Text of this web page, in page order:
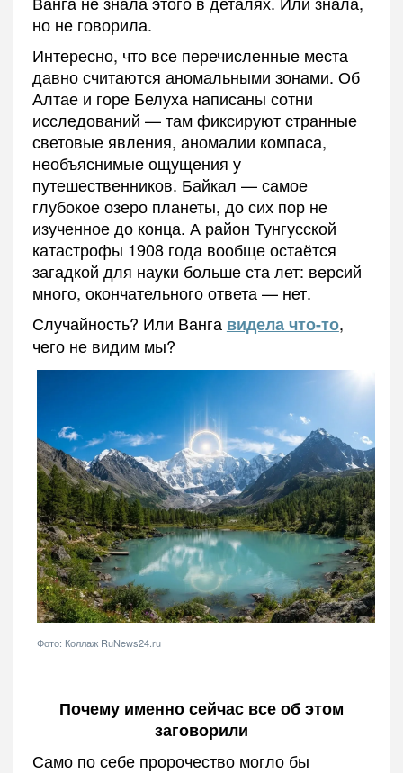
но не говорила.
Интересно, что все перечисленные места
давно считаются аномальными зонами. Об
Алтае и горе Белуха написаны сотни
исследований — там фиксируют странные
световые явления, аномалии компаса,
необъяснимые ощущения у
путешественников. Байкал — самое
глубокое озеро планеты, до сих пор не
изученное до конца. А район Тунгусской
катастрофы 1908 года вообще остаётся
загадкой для науки больше ста лет: версий
много, окончательного ответа — нет.
Случайность? Или Ванга видела что-то,
чего не видим мы?
Фото: Коллаж RuNews24.ru
Почему именно сейчас все об этом
заговорили
Само по себе пророчество могло бы